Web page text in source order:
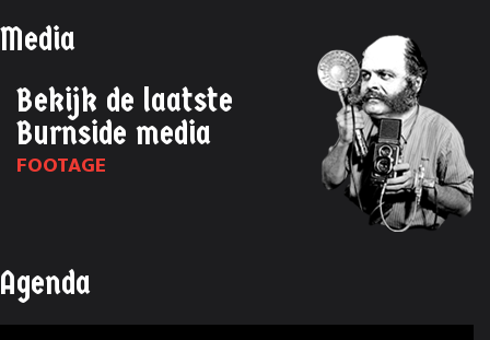
Media
Bekijk de laatste
Burnside media
FOOTAGE
Agenda